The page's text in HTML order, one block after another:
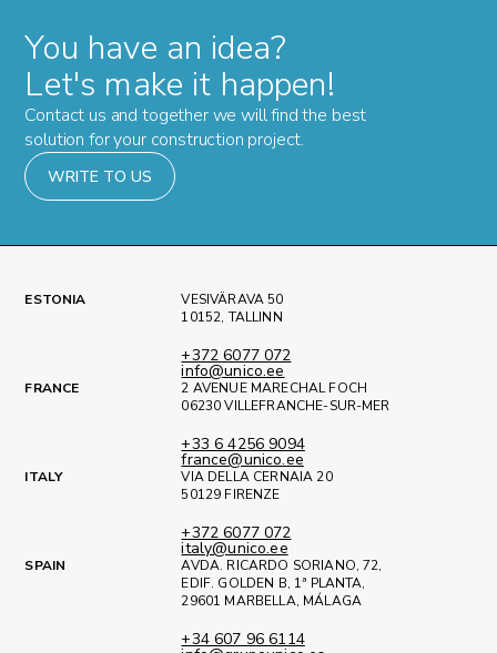
You have an idea?
Let's make it happen!
Contact us and together we will find the best
solution for your construction project.
WRITE TO US
ESTONIA
VESIVÄRAVA 50
10152, TALLINN
+372 6077 072
info@unico.ee
FRANCE
2 AVENUE MARECHAL FOCH
06230 VILLEFRANCHE-SUR-MER
+33 6 4256 9094
france@unico.ee
ITALY
VIA DELLA CERNAIA 20
50129 FIRENZE
+372 6077 072
italy@unico.ee
SPAIN
AVDA. RICARDO SORIANO, 72,
EDIF. GOLDEN B, 1ª PLANTA,
29601 MARBELLA, MÁLAGA
+34 607 96 6114